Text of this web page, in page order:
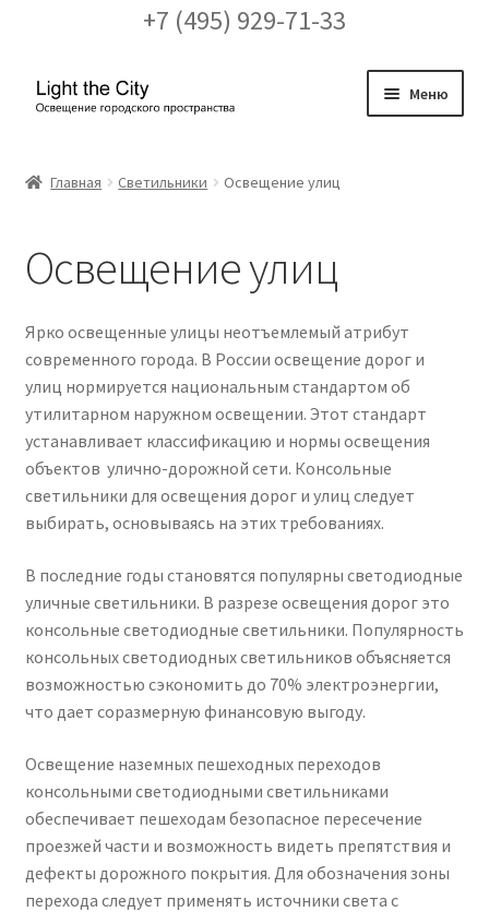
+7 (495) 929-71-33
Перейти
Перейти
Меню
Бренды
Галерея
Доставка и оплата
Заказ проекта освещения
Контакты
Маркировка опор «Opora engineering»
кронштейнов «Opora Engineering»
Отправить заявку
Оформление заказа
Главная Светильники Освещение улиц
Освещение улиц
Ярко освещенные улицы неотъемлемый атрибут
современного города. В России освещение дорог и
улиц нормируется национальным стандартом об
утилитарном наружном освещении. Этот стандарт
устанавливает классификацию и нормы освещения
объектов улично-дорожной сети. Консольные
светильники для освещения дорог и улиц следует
выбирать, основываясь на этих требованиях.
В последние годы становятся популярны светодиодные
уличные светильники. В разрезе освещения дорог это
консольные светодиодные светильники. Популярность
консольных светодиодных светильников объясняется
возможностью сэкономить до 70% электроэнергии,
что дает соразмерную финансовую выгоду.
Освещение наземных пешеходных переходов
консольными светодиодными светильниками
обеспечивает пешеходам безопасное пересечение
проезжей части и возможность видеть препятствия и
дефекты дорожного покрытия. Для обозначения зоны
перехода следует применять источники света с